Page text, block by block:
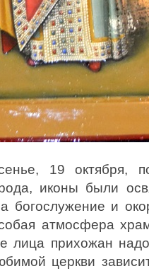
19 октября,
иконы были
богослужение и
атмосфера
лица прихожан
церкви